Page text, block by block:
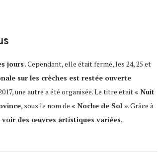
jours. Cependant, elle était fermé, les 24, 25 et
sur les crèches est restée ouverte
une autre a été organisée. Le titre était« Nuit
, sous le nom de « Noche de Sol ». Grâce à
voir des œuvres artistiques variées.